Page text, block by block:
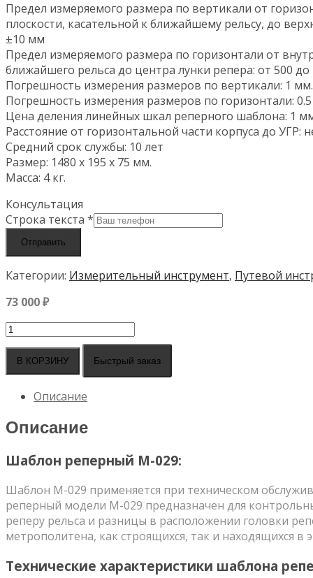
Предел измеряемого размера по вертикали от
плоскости, касательной к ближайшему рельсу, до
±10 мм
Предел измеряемого размера по горизонтали от
ближайшего рельса до центра лунки репера: от 500
Погрешность измерения размеров по вертикали: 1 мм.
Погрешность измерения размеров по горизонтали:
Цена деления линейных шкал реперного шаблона: 1
Расстояние от горизонтальной части корпуса до УГР:
Средний срок службы: 10 лет
Размер: 1480 х 195 х 75 мм.
Масса: 4 кг.
Консультация
Строка текста *
Отправить
Категории: Измерительный инструмент, Путевой
73 000₽
Количество
Шаблон
реперный
М-029
В КОРЗИНУ Быстрый заказ
Описание
Описание
Шаблон реперный М-029:
Шаблон М-029 применяется при техническом
реперный модели М-029 предназначен для
реперу рельса и разницы в расположении головки
метрополитена, как строящихся, так и находящихся в
Технические характеристики шаблона